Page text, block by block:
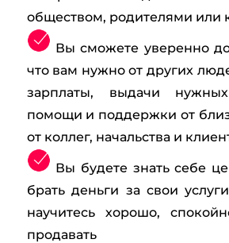
обществом, родителями или
Вы сможете уверенно
что вам нужно от других
зарплаты, выдачи
помощи и поддержки от
от коллег, начальства и
Вы будете знать себе
брать деньги за свои
научитесь хорошо,
продавать